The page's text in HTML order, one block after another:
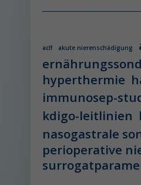
aclf akute nierenschädigung
hyperthermie
immunosep-
kdigo-leitlinien
nasogastrale
perioperative